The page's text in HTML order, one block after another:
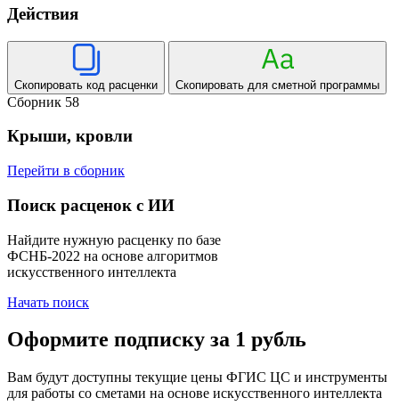
Действия
Скопировать код расценки Скопировать для сметной программы
Сборник 58
Крыши, кровли
Перейти в сборник
Поиск расценок с ИИ
Найдите нужную расценку по базе
ФСНБ-2022 на основе алгоритмов
искусственного интеллекта
Начать поиск
Оформите подписку за 1 рубль
Вам будут доступны текущие цены ФГИС ЦС и инструменты
для работы со сметами на основе искусственного интеллекта